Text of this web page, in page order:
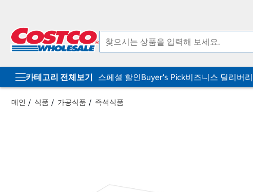
카테고리 전체보기 스페셜 할인Buyer's Pick비즈니스 딜리버리
메인 식품 가공식품 즉석식품